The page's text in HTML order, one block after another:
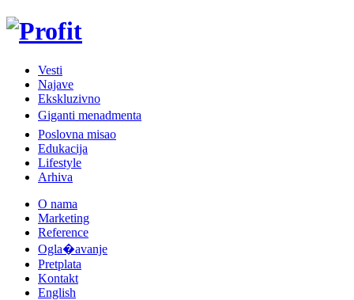
Vesti
Najave
Ekskluzivno
Giganti menadmenta
Poslovna misao
Edukacija
Lifestyle
Arhiva
O nama
Marketing
Reference
Ogla�avanje
Pretplata
Kontakt
English